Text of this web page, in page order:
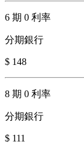
6 期 0 利率
分期銀行
$ 148
8 期 0 利率
分期銀行
$ 111